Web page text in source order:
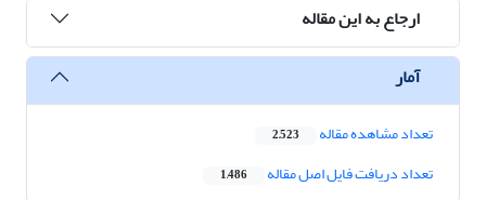
ارجاع به این مقاله
آمار
تعداد مشاهده مقاله 2,523
تعداد دریافت فایل اصل مقاله 1,486